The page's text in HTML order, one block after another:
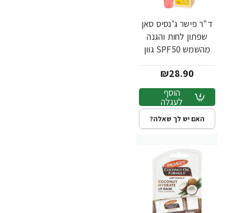
ד"ר פישר ג’נסיס סאן
שפתון לחות והגנה
מהשמש SPF50 גוון
Fischer
₪28.90
הוסף
לעגלה
האם יש לך שאלה?